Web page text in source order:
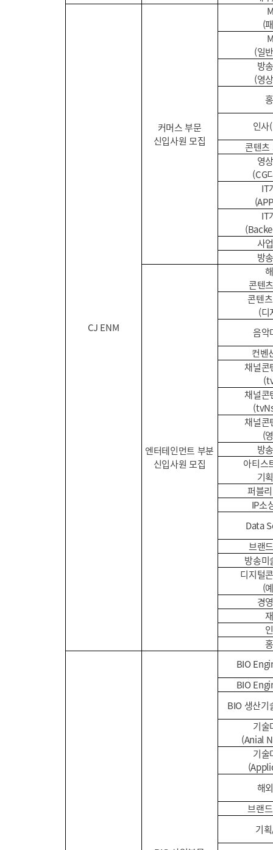
CJ ENM
커머스 부문
신입사원 모집
(
(일
방
(영
인사
콘텐츠
영
(CG
IT
IT
사
방
엔터테인먼트 부분
신입사원 모집
콘텐
콘텐
(디
음악
컨벤
채널콘
채널콘
채널콘
(
방
아티스
기
퍼블
IP소
Data
브랜
방송미
디지털
(
경
BIO
BIO
BIO 생산
기술
(Anial
기술
해
브랜
기